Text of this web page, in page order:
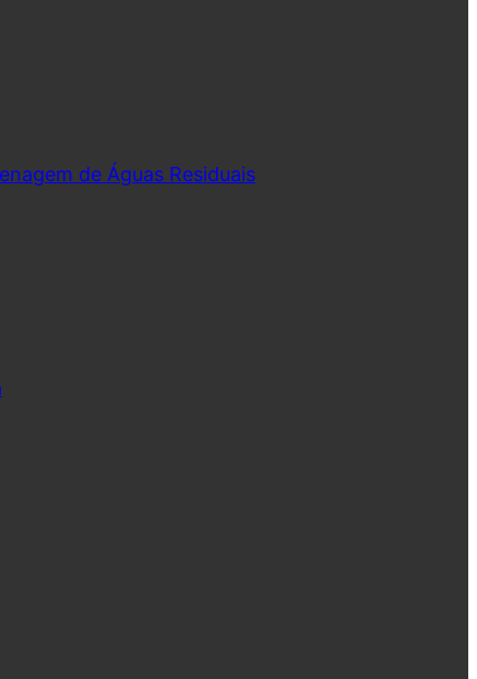
de Águas Residuais